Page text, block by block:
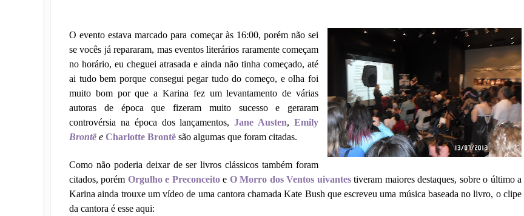
O evento estava marcado para começar às 16:00, porém não sei
se vocês já repararam, mas eventos literários raramente começam
no horário, eu cheguei atrasada e ainda não tinha começado, até
ai tudo bem porque consegui pegar tudo do começo, e olha foi
muito bom por que a Karina fez um levantamento de várias
autoras de época que fizeram muito sucesso e geraram
controvérsia na época dos lançamentos,Jane Austen,Emily
Brontë e Charlotte Brontë são algumas que foram citadas.
Como não poderia deixar de ser livros clássicos também foram
citados, porém Orgulho e Preconceitoe O Morro dos Ventos uivantestiveram maiores destaques, sobre o último a
Karina ainda trouxe um vídeo de uma cantora chamada Kate Bush que escreveu uma música baseada no livro, o clipe
da cantora é esse aqui: